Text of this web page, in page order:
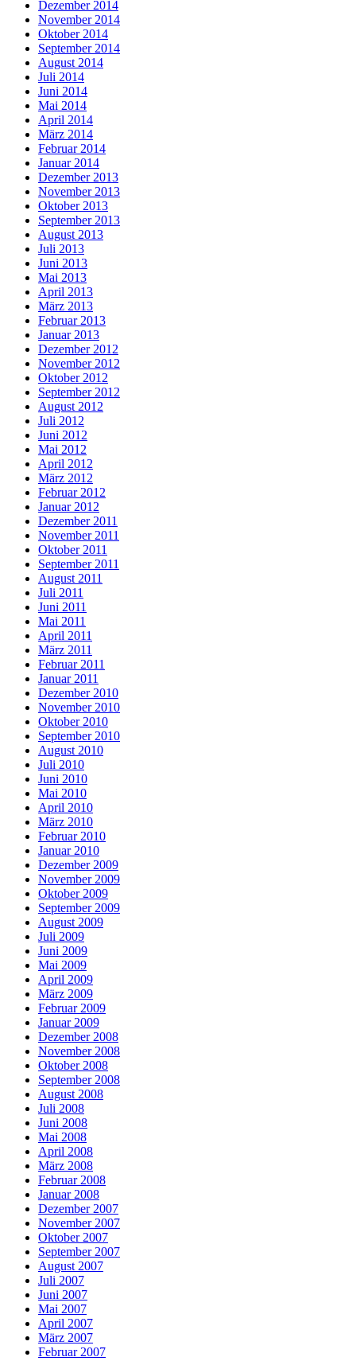
Dezember 2014
November 2014
Oktober 2014
September 2014
August 2014
Juli 2014
Juni 2014
Mai 2014
April 2014
März 2014
Februar 2014
Januar 2014
Dezember 2013
November 2013
Oktober 2013
September 2013
August 2013
Juli 2013
Juni 2013
Mai 2013
April 2013
März 2013
Februar 2013
Januar 2013
Dezember 2012
November 2012
Oktober 2012
September 2012
August 2012
Juli 2012
Juni 2012
Mai 2012
April 2012
März 2012
Februar 2012
Januar 2012
Dezember 2011
November 2011
Oktober 2011
September 2011
August 2011
Juli 2011
Juni 2011
Mai 2011
April 2011
März 2011
Februar 2011
Januar 2011
Dezember 2010
November 2010
Oktober 2010
September 2010
August 2010
Juli 2010
Juni 2010
Mai 2010
April 2010
März 2010
Februar 2010
Januar 2010
Dezember 2009
November 2009
Oktober 2009
September 2009
August 2009
Juli 2009
Juni 2009
Mai 2009
April 2009
März 2009
Februar 2009
Januar 2009
Dezember 2008
November 2008
Oktober 2008
September 2008
August 2008
Juli 2008
Juni 2008
Mai 2008
April 2008
März 2008
Februar 2008
Januar 2008
Dezember 2007
November 2007
Oktober 2007
September 2007
August 2007
Juli 2007
Juni 2007
Mai 2007
April 2007
März 2007
Februar 2007